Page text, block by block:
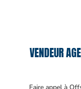
VENDEUR